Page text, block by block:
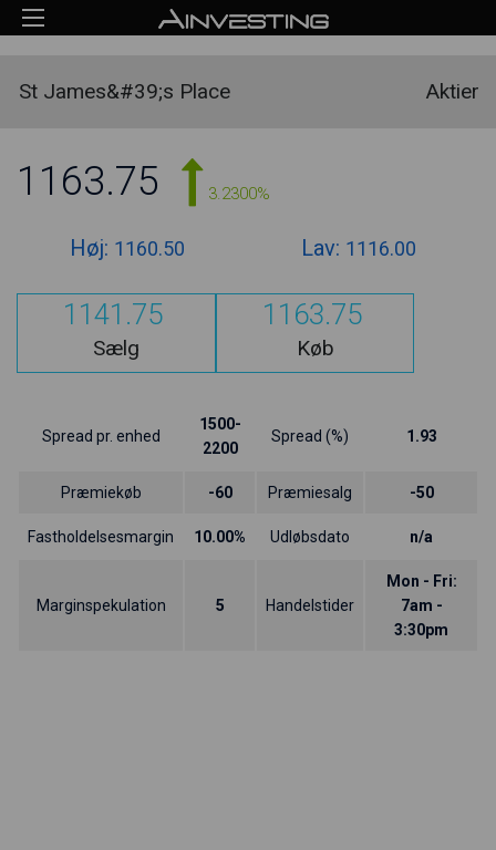
St James&#39;s Place Aktier
1163.75 3.2300%
Høj: 1160.50 Lav: 1116.00
1141.75
Sælg
1163.75
Køb
Spread pr. enhed
1500-
2200
Spread (%) 1.93
Præmiekøb -60 Præmiesalg -50
Fastholdelsesmargin 10.00% Udløbsdato n/a
Marginspekulation 5 Handelstider
Mon - Fri:
7am -
3:30pm